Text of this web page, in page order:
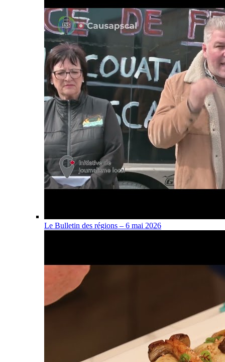
Le Bulletin des régions – 6 mai 2026